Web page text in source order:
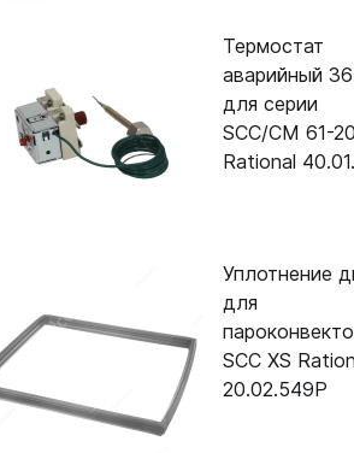
Термостат
аварийный
для серии
SCC/CM 61-
Rational
Уплотнение
для
SCC XS
20.02.549P